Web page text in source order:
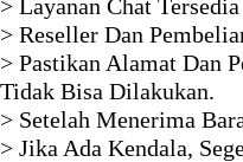
> Layanan Chat
> Reseller Dan
> Pastikan Alamat Dan
Tidak Bisa Dilakukan.
> Setelah Menerima
> Jika Ada Kendala,